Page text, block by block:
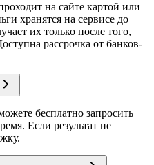
на сайте картой или
хранятся на сервисе до
их только после того,
рассрочка от банков-
бесплатно запросить
Если результат не